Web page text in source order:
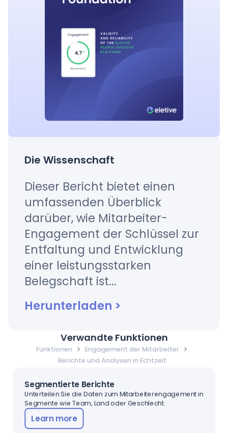
Die Wissenschaft
Dieser Bericht bietet einen
umfassenden Überblick
darüber, wie Mitarbeiter-
Engagement der Schlüssel zur
Entfaltung und Entwicklung
einer leistungsstarken
Belegschaft ist...
Herunterladen >
Verwandte Funktionen
Funktionen > Engagement der Mitarbeiter >
Berichte und Analysen in Echtzeit
Segmentierte Berichte
Unterteilen Sie die Daten zum Mitarbeiterengagement in
Segmente wie Team, Land oder Geschlecht.
Learn more